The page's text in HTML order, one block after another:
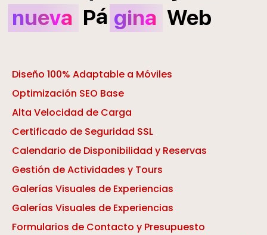
nueva Pá gina Web
Diseño 100% Adaptable a Móviles
Optimización SEO Base
Alta Velocidad de Carga
Certificado de Seguridad SSL
Calendario de Disponibilidad y Reservas
Gestión de Actividades y Tours
Galerías Visuales de Experiencias
Galerías Visuales de Experiencias
Formularios de Contacto y Presupuesto